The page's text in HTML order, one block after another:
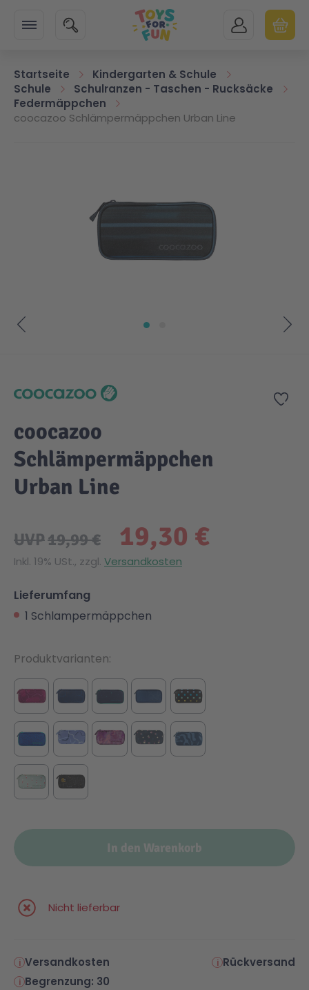
SUCHE MEIN KONTO
Startseite
Kindergarten & Schule
Schule
Schulranzen - Taschen - Rucksäcke
Federmäppchen
coocazoo Schlämpermäppchen Urban Line
Zur
coocazoo
Schlämpermäppchen
Urban Line
19,30 €
UVP19,99 €
Inkl. 19% USt., zzgl. Versandkosten
Lieferumfang
1 Schlampermäppchen
In den Warenkorb
Nicht lieferbar
Produktvarianten
Versandkosten
Rückversand
Begrenzung: 30